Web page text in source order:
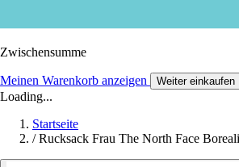
Zwischensumme
Meinen Warenkorb anzeigen Weiter einkaufen
Loading...
Startseite
/ Rucksack Frau The North Face